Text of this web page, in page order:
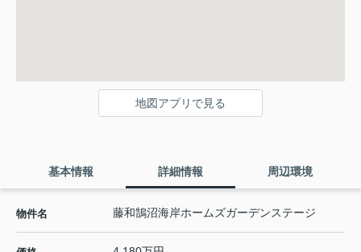
地図アプリで見る
基本情報 詳細情報 周辺環境
物件名 藤和鵠沼海岸ホームズガーデンステージ